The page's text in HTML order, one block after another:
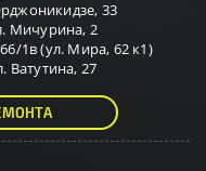
33
Мичурина, 2
1в (ул. Мира, 62 к1)
Ватутина, 27